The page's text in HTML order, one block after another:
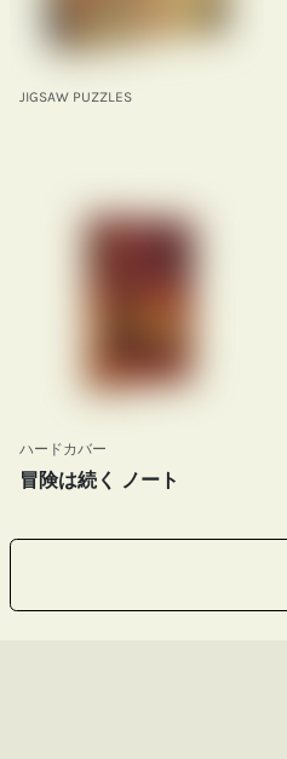
JIGSAW PUZZLES
ハードカバー
冒険は続く ノート